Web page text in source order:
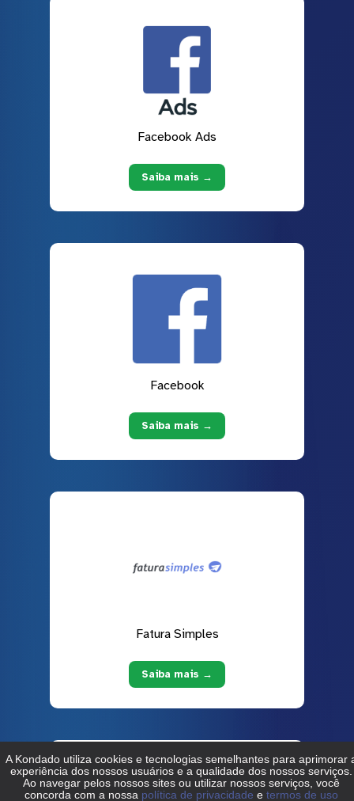
Facebook Ads
Saiba mais →
Facebook
Saiba mais →
Fatura Simples
Saiba mais →